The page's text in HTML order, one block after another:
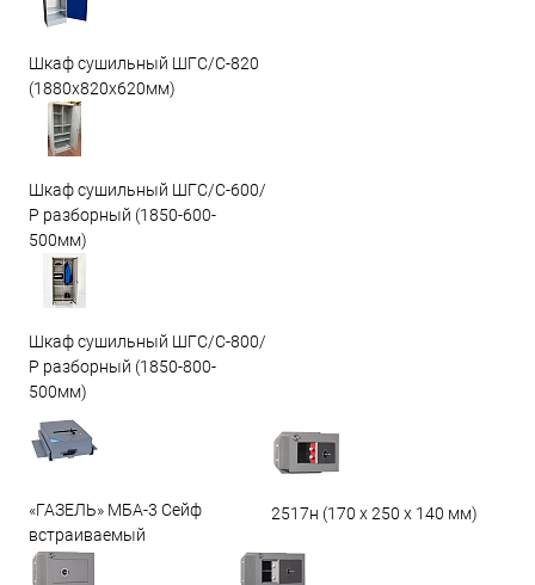
Шкаф сушильный ШГС/C-820
(1880x820x620мм)
Шкаф сушильный ШГС/С-600/
Р разборный (1850-600-
500мм)
Шкаф сушильный ШГС/С-800/
Р разборный (1850-800-
500мм)
«ГАЗЕЛЬ» МБА-3 Сейф
встраиваемый
2517н (170 х 250 х 140 мм)